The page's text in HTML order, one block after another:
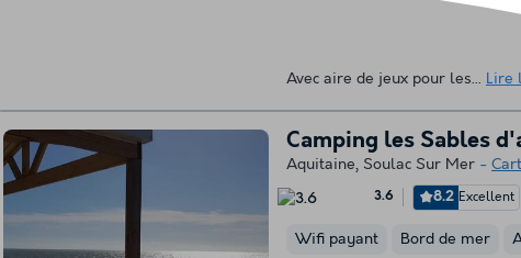
Avec aire de jeux pour les... Lire
Camping les Sables
Aquitaine, Soulac Sur Mer
3.6 8.2 Excellent
Wifi payant Bord de mer